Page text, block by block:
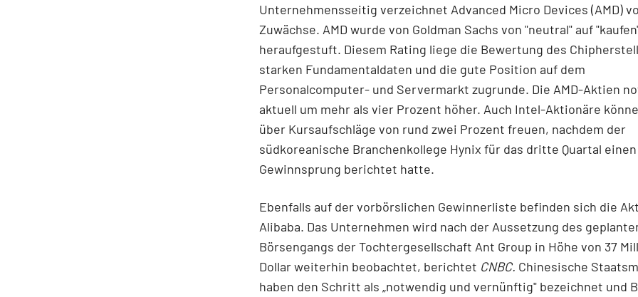
Unternehmensseitig verzeichnet Advanced Micro Devices (AMD)
Zuwächse. AMD wurde von Goldman Sachs von "neutral" auf
heraufgestuft. Diesem Rating liege die Bewertung des
starken Fundamentaldaten und die gute Position auf dem
Personalcomputer- und Servermarkt zugrunde. Die AMD-Aktien
aktuell um mehr als vier Prozent höher. Auch Intel-Aktionäre
über Kursaufschläge von rund zwei Prozent freuen, nachdem der
südkoreanische Branchenkollege Hynix für das dritte Quartal einen
Gewinnsprung berichtet hatte.
Ebenfalls auf der vorbörslichen Gewinnerliste befinden sich die
Alibaba. Das Unternehmen wird nach der Aussetzung des
Börsengangs der Tochtergesellschaft Ant Group in Höhe von 37
Dollar weiterhin beobachtet, berichtet CNBC. Chinesische
haben den Schritt als „notwendig und vernünftig" bezeichnet und